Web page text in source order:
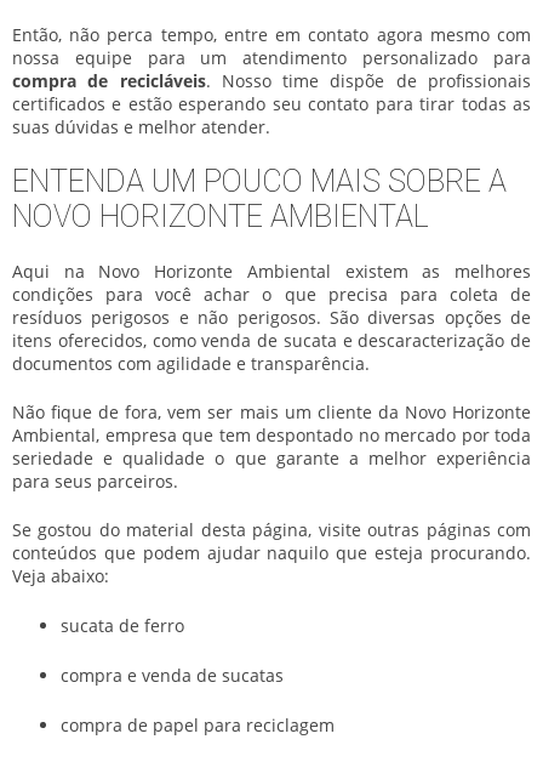
Então, não perca tempo, entre em contato agora mesmo com
nossa equipe para um atendimento personalizado para
compra de recicláveis. Nosso time dispõe de profissionais
certificados e estão esperando seu contato para tirar todas as
suas dúvidas e melhor atender.
ENTENDA UM POUCO MAIS SOBRE A
NOVO HORIZONTE AMBIENTAL
Aqui na Novo Horizonte Ambiental existem as melhores
condições para você achar o que precisa para coleta de
resíduos perigosos e não perigosos. São diversas opções de
itens oferecidos, como venda de sucata e descaracterização de
documentos com agilidade e transparência.
Não fique de fora, vem ser mais um cliente da Novo Horizonte
Ambiental, empresa que tem despontado no mercado por toda
seriedade e qualidade o que garante a melhor experiência
para seus parceiros.
Se gostou do material desta página, visite outras páginas com
conteúdos que podem ajudar naquilo que esteja procurando.
Veja abaixo:
sucata de ferro
compra e venda de sucatas
compra de papel para reciclagem